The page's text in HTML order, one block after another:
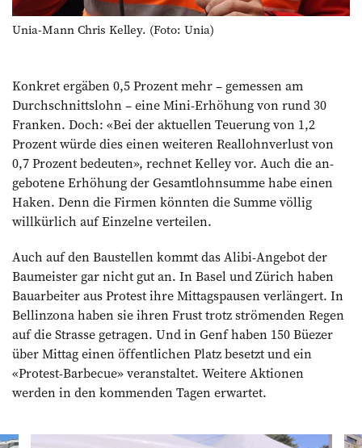
Unia-Mann Chris Kelley. (Foto: Unia)
Konkret ergäben 0,5 Prozent mehr – gemessen am
Durchschnittslohn – eine Mini-Erhöhung von rund 30
Franken. Doch: «Bei der aktuellen Teuerung von 1,2
Prozent würde dies einen weiteren Reallohnverlust von
0,7 Prozent bedeuten», rechnet Kelley vor. Auch die an­
gebotene Erhöhung der Gesamtlohnsumme habe einen
Haken. Denn die ­Firmen könnten die Summe völlig
willkürlich auf Einzelne verteilen.
Auch auf den Baustellen kommt das Alibi-Angebot der
Baumeister gar nicht gut an. In Basel und Zürich haben
Bauarbeiter aus Protest ihre Mittagspausen verlängert. In
Bellinzona haben sie ihren Frust trotz strömenden Regen
auf die Strasse getragen. Und in Genf haben 150 Büezer
über Mittag einen öffentlichen Platz besetzt und ein
«Protest-Barbecue» veranstaltet. Weitere Aktionen
werden in den kommenden Tagen erwartet.